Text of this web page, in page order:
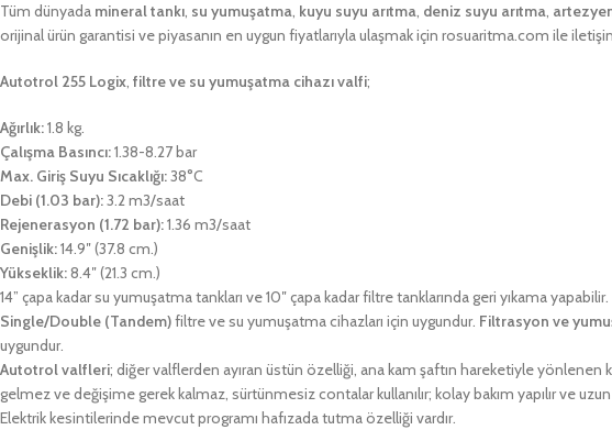
Tüm dünyada mineral tankı, su yumuşatma, kuyu suyu arıtma, deniz suyu arıtma,
orijinal ürün garantisi ve piyasanın en uygun fiyatlarıyla ulaşmak için rosuaritma.com ile
Autotrol 255 Logix, filtre ve su yumuşatma cihazı valfi;
Ağırlık:1.8 kg.
Çalışma Basıncı:1.38-8.27 bar
Max. Giriş Suyu Sıcaklığı:38°C
Debi (1.03 bar):3.2 m3/saat
Rejenerasyon (1.72 bar):1.36 m3/saat
Genişlik:14.9″ (37.8 cm.)
Yükseklik:8.4″ (21.3 cm.)
14” çapa kadar su yumuşatma tankları ve 10″ çapa kadar filtre tanklarında geri yıkama yapabilir.
Single/Double (Tandem)filtre ve su yumuşatma cihazları için uygundur. Filtrasyon ve
uygundur.
Autotrol valfleri; diğer valflerden ayıran üstün özelliği, ana kam şaftın hareketiyle yönlenen
gelmez ve değişime gerek kalmaz, sürtünmesiz contalar kullanılır; kolay bakım yapılır ve
Elektrik kesintilerinde mevcut programı hafızada tutma özelliği vardır.